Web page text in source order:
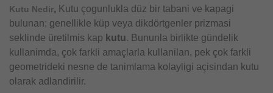
Kutu Nedir, Kutu çogunlukla düz bir tabani ve kapagi
bulunan; genellikle küp veya dikdörtgenler prizmasi
seklinde üretilmis kap kutu. Bununla birlikte gündelik
kullanimda, çok farkli amaçlarla kullanilan, pek çok farkli
geometrideki nesne de tanimlama kolayligi açisindan kutu
olarak adlandirilir.